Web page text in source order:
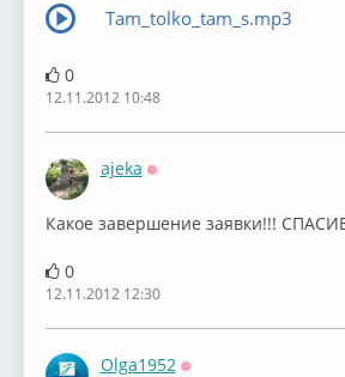
Tam_tolko_tam_s.mp3
0
12.11.2012 10:48
ajeka
Какое завершение заявки!!!
0
12.11.2012 12:30
Olga1952